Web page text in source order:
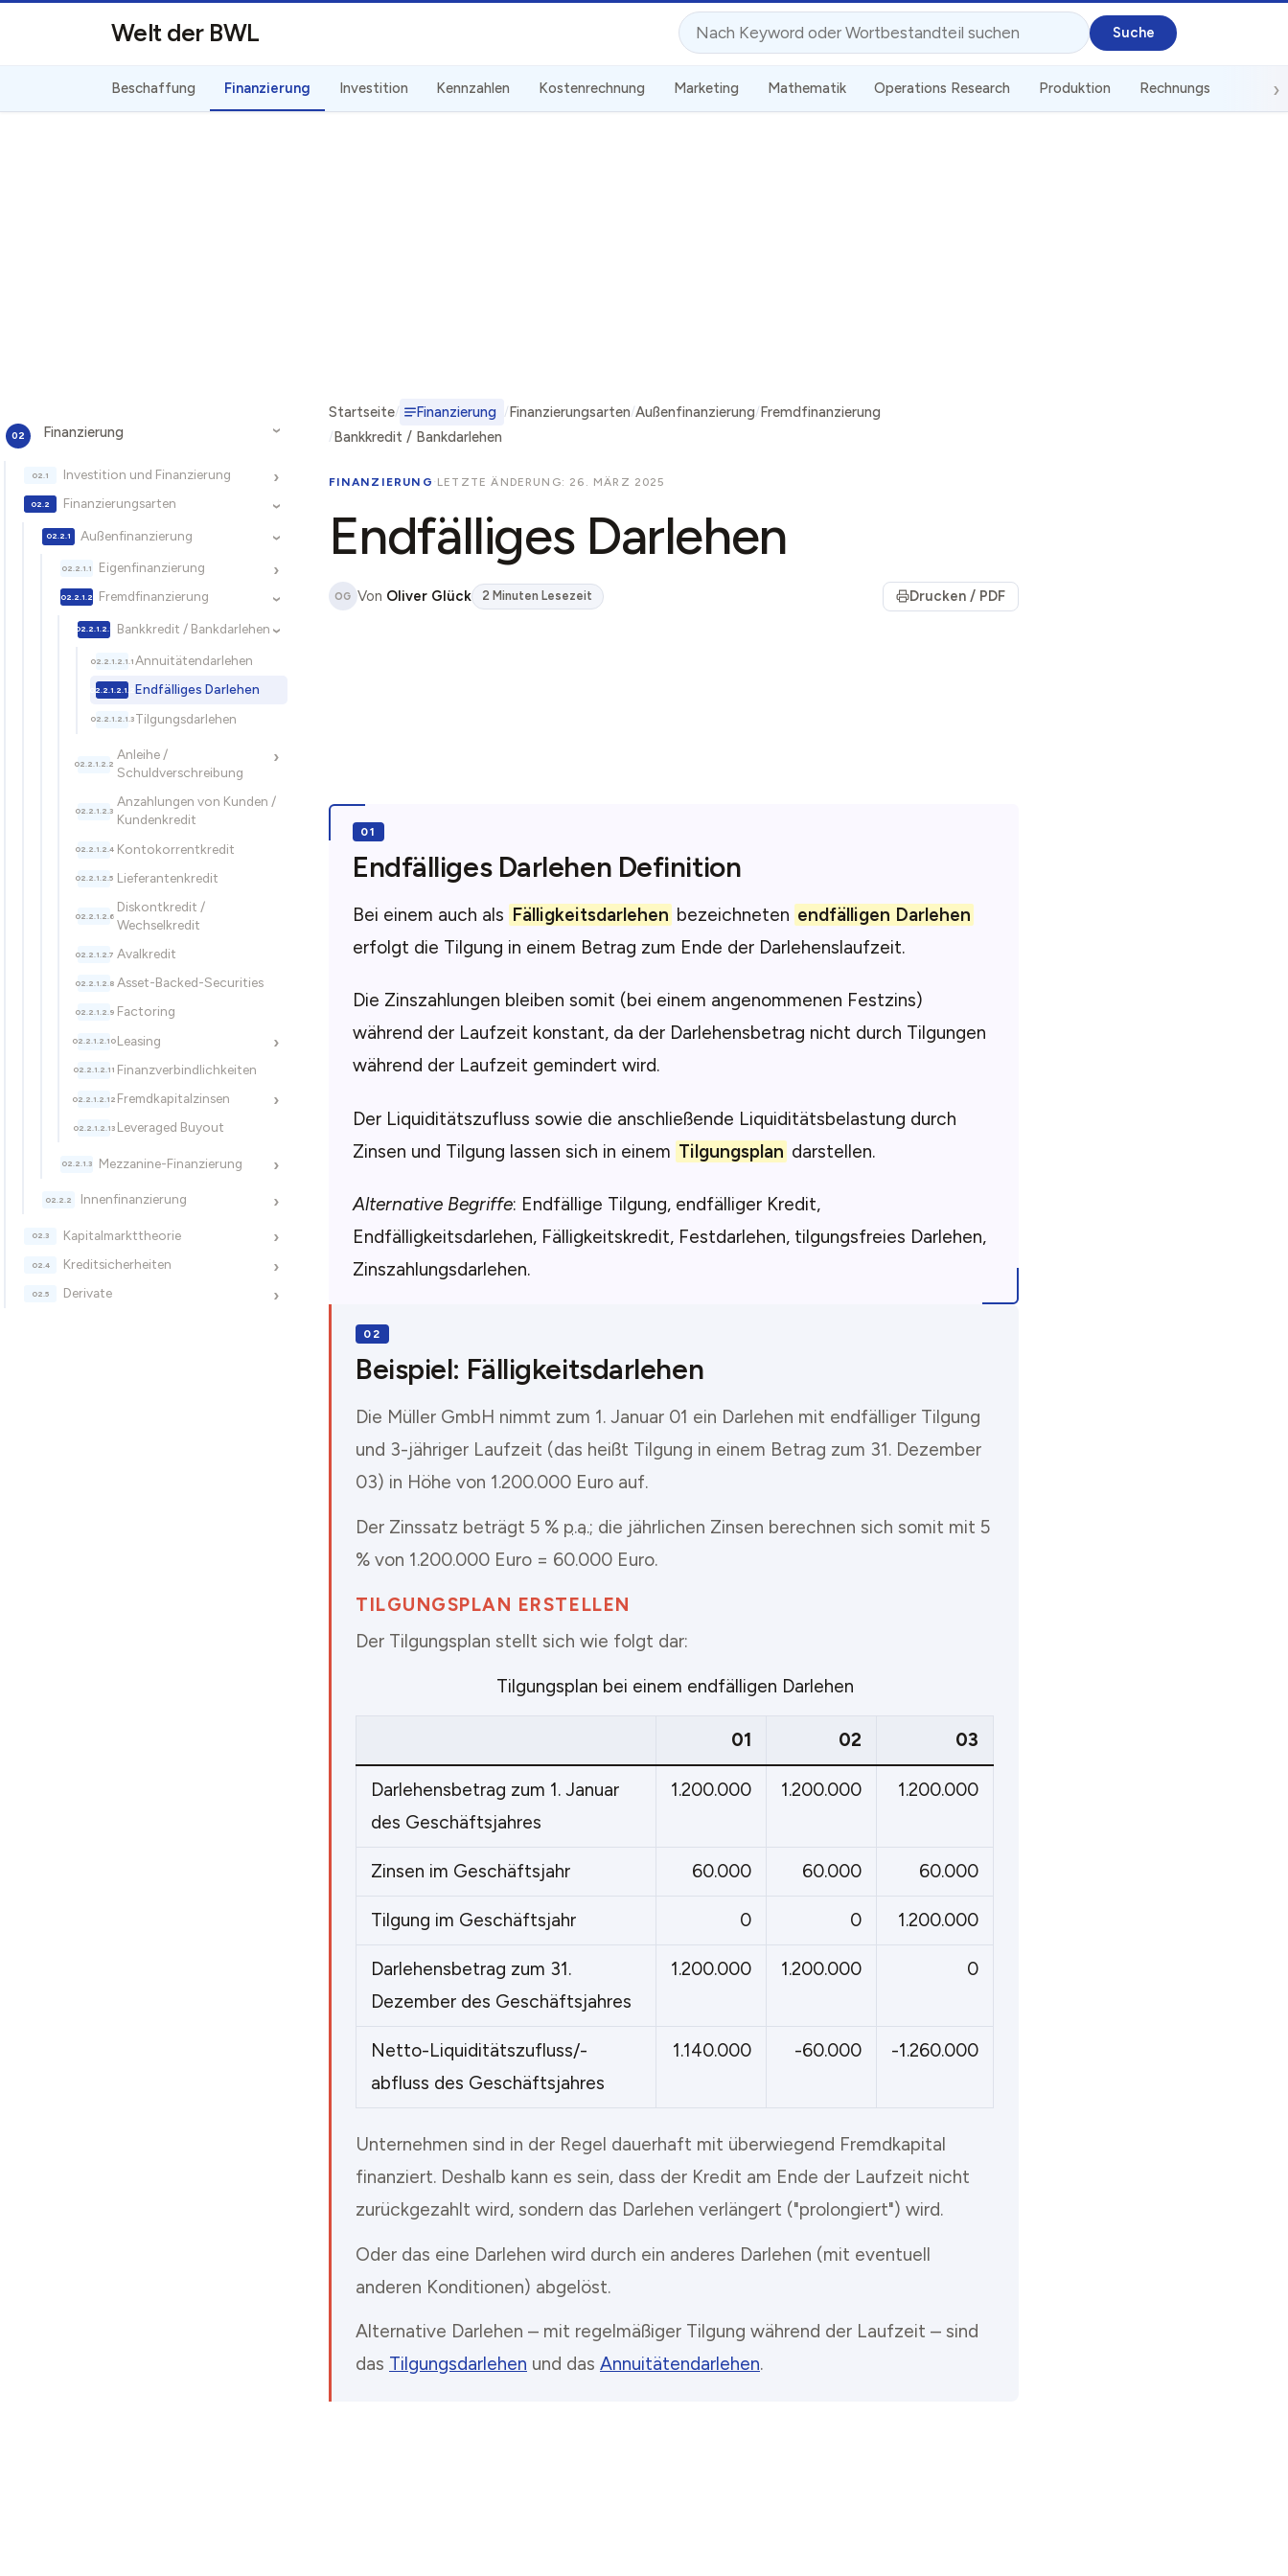
Welt der BWL Suche
Beschaffung Finanzierung Investition Kennzahlen Kostenrechnung Marketing Mathematik Operations Research Produktion Rechnungswesen
›
Finanzierung
›
Investition und Finanzierung
›
Finanzierungsarten
›
Außenfinanzierung
›
Eigenfinanzierung
›
Fremdfinanzierung
›
Bankkredit / Bankdarlehen
Annuitätendarlehen
Endfälliges Darlehen
Tilgungsdarlehen
›
Anleihe /
Schuldverschreibung
Anzahlungen von Kunden /
Kundenkredit
Kontokorrentkredit
Lieferantenkredit
Diskontkredit /
Wechselkredit
Avalkredit
Asset-Backed-Securities
Factoring
›
Leasing
Finanzverbindlichkeiten
›
Fremdkapitalzinsen
Leveraged Buyout
›
Mezzanine-Finanzierung
›
Innenfinanzierung
›
Kapitalmarkttheorie
›
Kreditsicherheiten
›
Derivate
Startseite Finanzierung Finanzierungsarten Außenfinanzierung Fremdfinanzierung
Bankkredit / Bankdarlehen
FINANZIERUNG · LETZTE ÄNDERUNG: 26. MÄRZ 2025
Endfälliges Darlehen
OG Von Oliver Glück 2 Minuten Lesezeit Drucken / PDF
Endfälliges Darlehen Definition
Bei einem auch als Fälligkeitsdarlehen bezeichneten endfälligen Darlehen
erfolgt die Tilgung in einem Betrag zum Ende der Darlehenslaufzeit.
Die Zinszahlungen bleiben somit (bei einem angenommenen Festzins)
während der Laufzeit konstant, da der Darlehensbetrag nicht durch Tilgungen
während der Laufzeit gemindert wird.
Der Liquiditätszufluss sowie die anschließende Liquiditätsbelastung durch
Zinsen und Tilgung lassen sich in einem Tilgungsplan darstellen.
Alternative Begriffe: Endfällige Tilgung, endfälliger Kredit,
Endfälligkeitsdarlehen, Fälligkeitskredit, Festdarlehen, tilgungsfreies Darlehen,
Zinszahlungsdarlehen.
Beispiel: Fälligkeitsdarlehen
Die Müller GmbH nimmt zum 1. Januar 01 ein Darlehen mit endfälliger Tilgung
und 3-jähriger Laufzeit (das heißt Tilgung in einem Betrag zum 31. Dezember
03) in Höhe von 1.200.000 Euro auf.
Der Zinssatz beträgt 5 % p.a.; die jährlichen Zinsen berechnen sich somit mit 5
% von 1.200.000 Euro = 60.000 Euro.
TILGUNGSPLAN ERSTELLEN
Der Tilgungsplan stellt sich wie folgt dar:
Tilgungsplan bei einem endfälligen Darlehen
01 02 03
Darlehensbetrag zum 1. Januar
des Geschäftsjahres
1.200.000 1.200.000 1.200.000
Zinsen im Geschäftsjahr 60.000 60.000 60.000
Tilgung im Geschäftsjahr 0 0 1.200.000
Darlehensbetrag zum 31.
Dezember des Geschäftsjahres
1.200.000 1.200.000 0
Netto-Liquiditätszufluss/-
abfluss des Geschäftsjahres
1.140.000 -60.000 -1.260.000
Unternehmen sind in der Regel dauerhaft mit überwiegend Fremdkapital
finanziert. Deshalb kann es sein, dass der Kredit am Ende der Laufzeit nicht
zurückgezahlt wird, sondern das Darlehen verlängert ("prolongiert") wird.
Oder das eine Darlehen wird durch ein anderes Darlehen (mit eventuell
anderen Konditionen) abgelöst.
Alternative Darlehen – mit regelmäßiger Tilgung während der Laufzeit – sind
das Tilgungsdarlehen und das Annuitätendarlehen.